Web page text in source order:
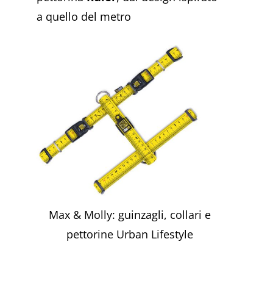
a quello del metro
Max & Molly: guinzagli, collari e
pettorine Urban Lifestyle